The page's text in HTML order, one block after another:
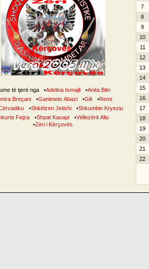
të tjerë nga •Adelina Ismajli •Anita Bitri
Breçani •Ganimete Abazi •Gili •Remi
•Shkëlzen Jetishi •Shkumbin Kryeziu
Fejza •Shpat Kasapi •Vëllezërit Aliu
•Zëri i Kërçovës
7
8
9
10
11
12
13
14
15
16
17
18
19
20
21
22